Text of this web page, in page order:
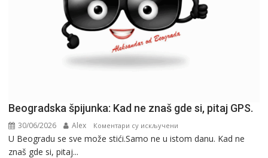
Beogradska špijunka: Kad ne znaš gde si, pitaj GPS.
30/06/2026 Alex Коментари су искључени
Beogradska
U Beogradu se sve može stići.Samo ne u istom danu. Kad ne
znaš gde si, pitaj...